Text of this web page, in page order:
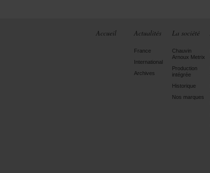
Accueil Actualités
France
International
Archives
La société
Chauvin
Arnoux Metrix
Production
intégrée
Historique
Nos marques